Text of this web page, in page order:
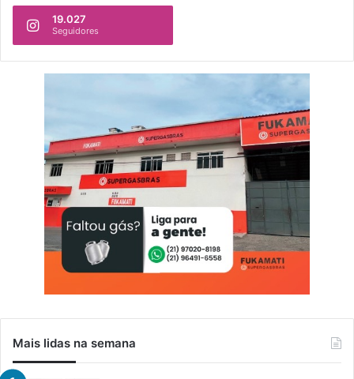
19.027
Seguidores
Mais lidas na semana